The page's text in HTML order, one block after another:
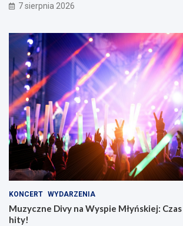
7 sierpnia 2026
KONCERT WYDARZENIA
Muzyczne Divy na Wyspie Młyńskiej:
hity!